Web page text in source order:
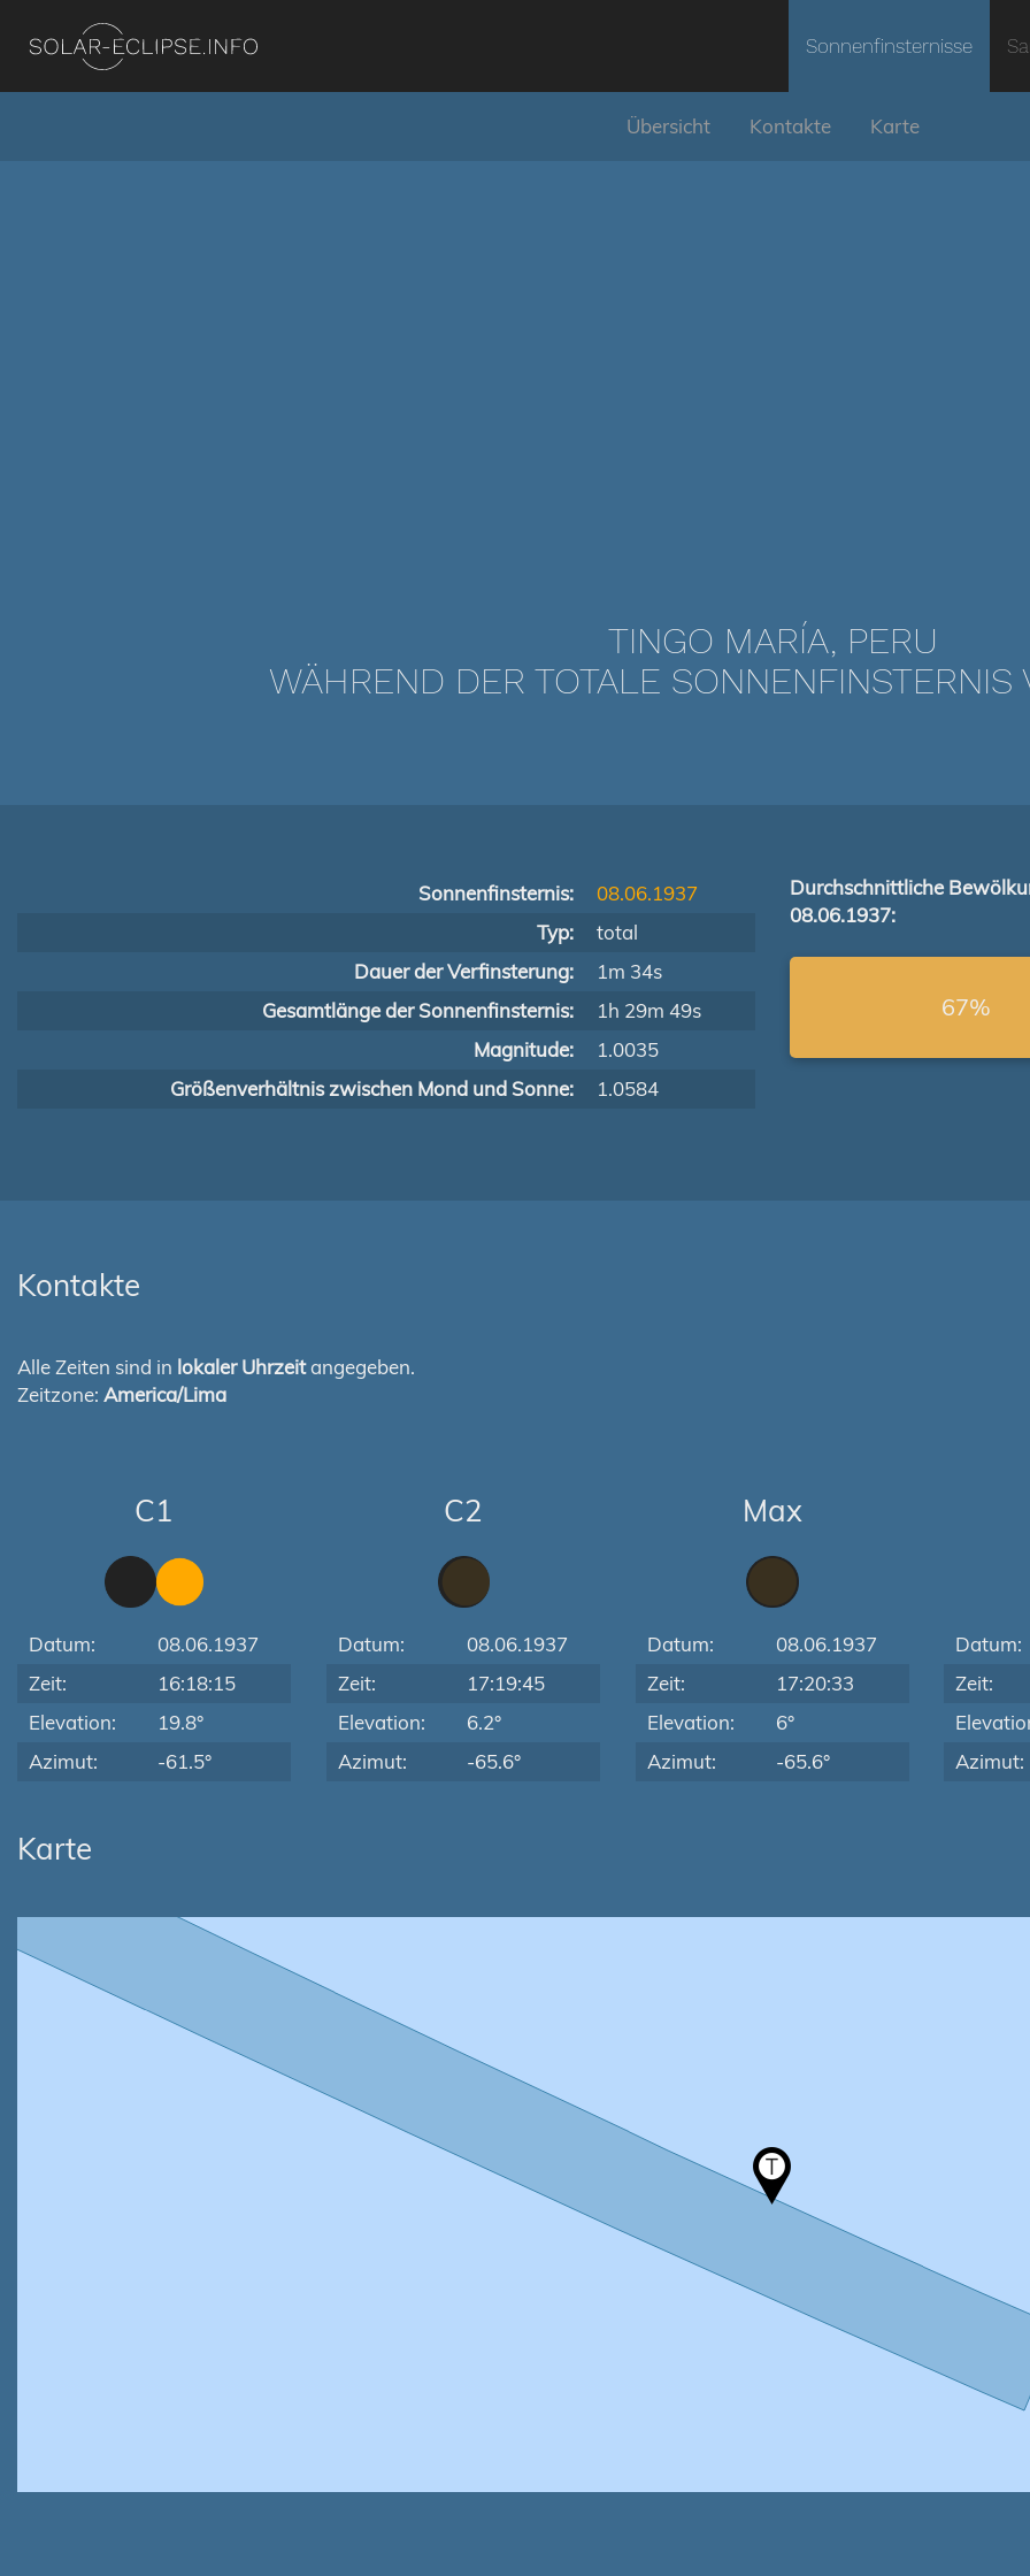
Sonnenfinsternisse
Übersicht Kontakte Karte
TINGO MARÍA, PERU
WÄHREND DER TOTALE SONNENFINSTERNIS
Sonnenfinsternis:
08.06.1937
Typ:
total
Dauer der Verfinsterung:
1m 34s
Gesamtlänge der Sonnenfinsternis:
1h 29m 49s
Magnitude:
1.0035
Größenverhältnis zwischen Mond und Sonne:
1.0584
Durchschnittliche
08.06.1937:
67%
Kontakte
Alle Zeiten sind in lokaler Uhrzeitangegeben.
Zeitzone: America/Lima
C1
Datum:
08.06.1937
Zeit:
16:18:15
Elevation:
19.8°
Azimut:
-61.5°
C2
Datum:
08.06.1937
Zeit:
17:19:45
Elevation:
6.2°
Azimut:
-65.6°
Max
Datum:
08.06.1937
Zeit:
17:20:33
Elevation:
6°
Azimut:
-65.6°
Datum:
Zeit:
Azimut:
Karte